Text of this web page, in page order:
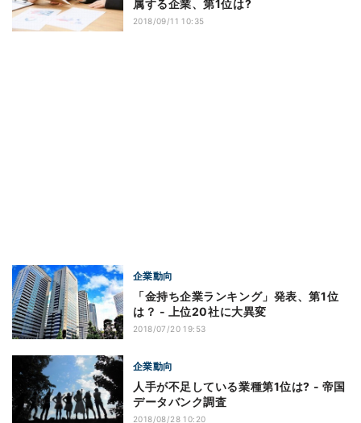
属する企業、第1位は?
2018/09/11 10:35
企業動向
「金持ち企業ランキング」発表、第1位
は？ - 上位20社に大異変
2018/07/20 19:53
企業動向
人手が不足している業種第1位は? - 帝国
データバンク調査
2018/08/28 10:20